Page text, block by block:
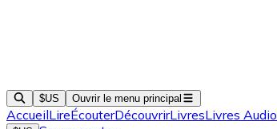
$US Ouvrir le menu principal
AccueilLireÉcouterDécouvrirLivresLivres Audio